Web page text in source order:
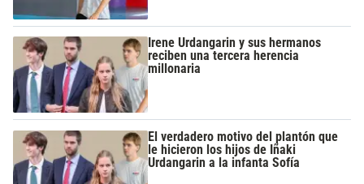
Irene Urdangarin y sus hermanos
reciben una tercera herencia
millonaria
El verdadero motivo del plantón que
le hicieron los hijos de Iñaki
Urdangarin a la infanta Sofía